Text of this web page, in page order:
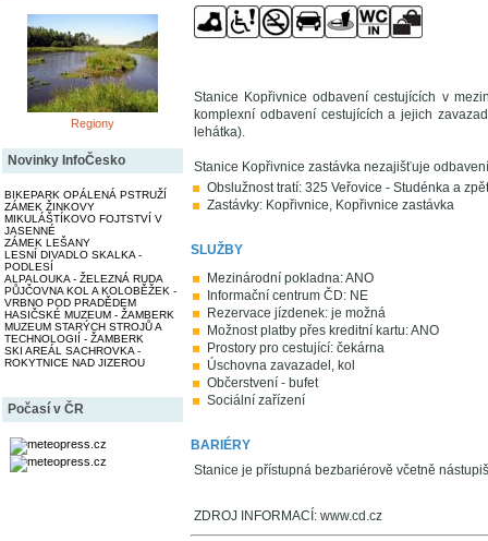
Regiony
Novinky InfoČesko
BIKEPARK OPÁLENÁ PSTRUŽÍ
ZÁMEK ŽINKOVY
MIKULÁŠTÍKOVO FOJTSTVÍ V
JASENNÉ
ZÁMEK LEŠANY
LESNÍ DIVADLO SKALKA -
PODLESÍ
ALPALOUKA - ŽELEZNÁ RUDA
PŮJČOVNA KOL A KOLOBĚŽEK -
VRBNO POD PRADĚDEM
HASIČSKÉ MUZEUM - ŽAMBERK
MUZEUM STARÝCH STROJŮ A
TECHNOLOGIÍ - ŽAMBERK
SKI AREÁL SACHROVKA -
ROKYTNICE NAD JIZEROU
Počasí v ČR
Stanice Kopřivnice odbavení cestujících v
komplexní odbavení cestujících a jejich
lehátka).
Stanice Kopřivnice zastávka nezajišťuje
Obslužnost tratí: 325 Veřovice - Studénka a zpět
Zastávky: Kopřivnice, Kopřivnice zastávka
SLUŽBY
Mezinárodní pokladna: ANO
Informační centrum ČD: NE
Rezervace jízdenek: je možná
Možnost platby přes kreditní kartu: ANO
Prostory pro cestující: čekárna
Úschovna zavazadel, kol
Občerstvení - bufet
Sociální zařízení
BARIÉRY
Stanice je přístupná bezbariérově včetně
ZDROJ INFORMACÍ: www.cd.cz